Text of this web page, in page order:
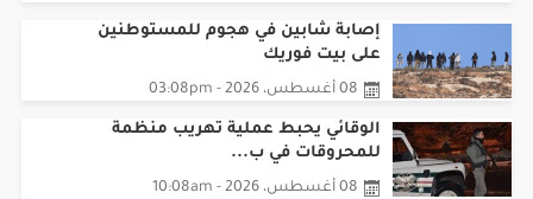
إصابة شابين في هجوم للمستوطنين
على بيت فوريك
08 أغسطس، 2026 - 03:08pm
الوقائي يحبط عملية تهريب منظمة
للمحروقات في ب...
08 أغسطس، 2026 - 10:08am